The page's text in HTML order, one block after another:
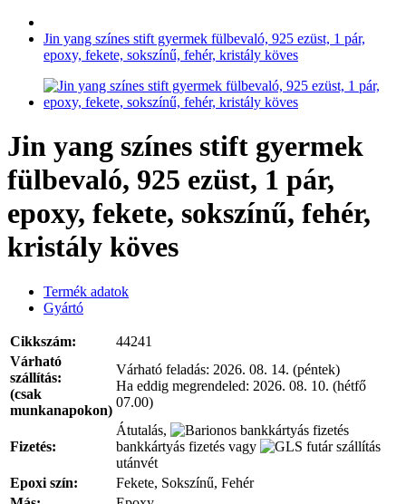
Jin yang színes stift gyermek fülbevaló, 925 ezüst, 1 pár,
epoxy, fekete, sokszínű, fehér, kristály köves
Jin yang színes stift gyermek
fülbevaló, 925 ezüst, 1 pár,
epoxy, fekete, sokszínű, fehér,
kristály köves
Termék adatok
Gyártó
Cikkszám:
44241
Várható
szállítás:
(csak
munkanapokon)
Várható feladás: 2026. 08. 14. (péntek)
Ha eddig megrendeled: 2026. 08. 10. (hétfő
07.00)
Fizetés:
Átutalás,
bankkártyás fizetés vagy
utánvét
Epoxi szín:
Fekete, Sokszínű, Fehér